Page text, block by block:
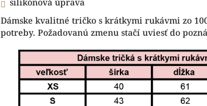
Dámske kvalitné tričko s krátkymi rukávmi zo
potreby. Požadovanú zmenu stačí uviesť do